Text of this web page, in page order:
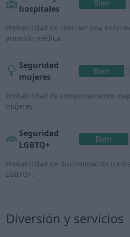
hospitales
Bien
Probabilidad de contraer una
atención médica.
Seguridad
mujeres
Bien
Probabilidad de comportamiento
mujeres.
Seguridad
LGBTQ+
Bien
Probabilidad de discriminación
LGBTQ+.
Diversión y servicios